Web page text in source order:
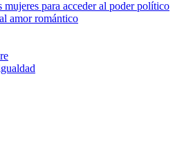
mujeres para acceder al poder político
amor romántico